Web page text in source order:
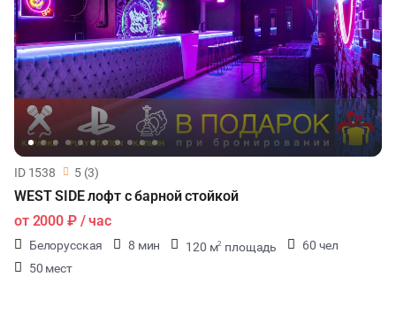
ID 1538 5 (3)
WEST SIDE лофт с барной стойкой
от 2000 ₽/ час
Белорусская 8 мин 120 м2 площадь
60 чел
50 мест